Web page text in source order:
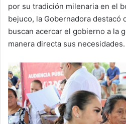
por su tradición milenaria en el
bejuco, la Gobernadora destacó
buscan acercar el gobierno a la
manera directa sus necesidades.